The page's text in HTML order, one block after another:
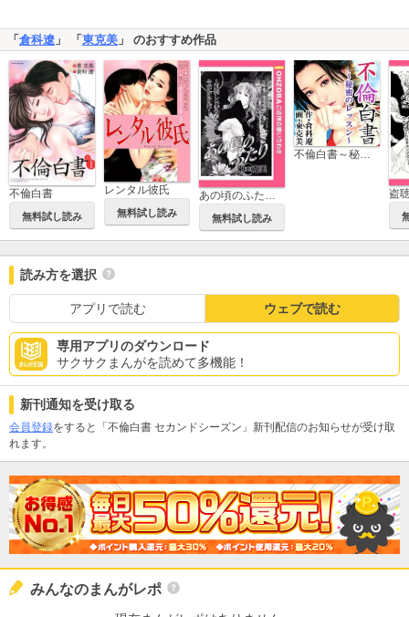
「 倉科遼 」 「 東克美 」 のおすすめ作品
不倫白書
無料試し読み
レンタル彼氏
無料試し読み
あの頃のふたり 【単話売】
無料試し読み
不倫白書～秘密のレッスン～
盗
読み方を選択
アプリで読む ウェブで読む
専用アプリのダウンロード
サクサクまんがを読めて多機能！
新刊通知を受け取る
会員登録をすると「不倫白書 セカンドシーズン」新刊配信のお知らせが受け取
れます。
みんなのまんがレポ